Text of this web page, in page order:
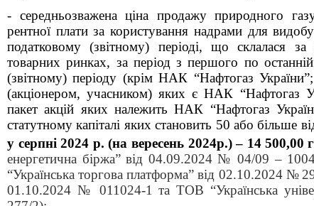
- середньозважена ціна продажу природного
рентної плати за користування надрами для
податковому (звітному) періоді, що склалася за
товарних ринках, за період з першого по
(звітному) періоду (крім НАК “Нафтогаз
(акціонером, учасником) яких є НАК “Нафтогаз
пакет акцій яких належить НАК “Нафтогаз
статутному капіталі яких становить 50 або більше
у серпні 2024 р. (на вересень 2024р.) – 14 500,00
енергетична біржа” від 04.09.2024 № 04/09 –
“Українська торгова платформа” від 02.10.2024 №
01.10.2024 № 011024-1 та ТОВ “Українська